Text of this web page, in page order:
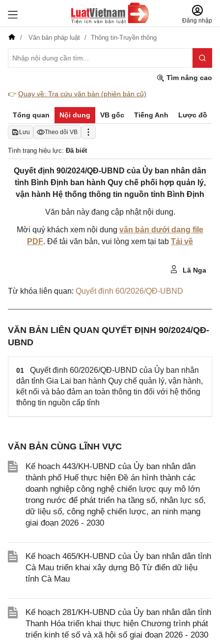
Đăng nhập
Văn bản pháp luật Thông tin-Truyền thông
Tìm nâng cao
👉 Quay về: Tra cứu văn bản (phiên bản cũ)
Tổng quan Nội dung VB gốc Tiếng Anh Lược đồ
Lưu Theo dõi VB
Tình trạng hiệu lực: Đã biết
Quyết định 90/2024/QĐ-UBND của Ủy ban nhân dân
tỉnh Bình Định ban hành Quy chế phối hợp quản lý,
vận hành Hệ thống thông tin nguồn tỉnh Bình Định
Văn bản này đang cập nhật nội dung.
Mời quý khách xem nội dung văn bản dưới dạng file
PDF. Để tải văn bản, vui lòng xem tại tab Tải về
Lã Nga
Từ khóa liên quan: Quyết định 60/2026/QĐ-UBND
VĂN BẢN LIÊN QUAN QUYẾT ĐỊNH 90/2024/QĐ-
UBND
01
Quyết định 60/2026/QĐ-UBND của Ủy ban nhân
dân tỉnh Gia Lai ban hành Quy chế quản lý, vận hành,
kết nối và bảo đảm an toàn thông tin đối với hệ thống
thông tin nguồn cấp tỉnh
VĂN BẢN CÙNG LĨNH VỰC
Kế hoạch 443/KH-UBND của Ủy ban nhân dân
thành phố Huế thực hiện Đề án hình thành các
doanh nghiệp công nghệ chiến lược quy mô lớn
trong nước để phát triển hạ tầng số, nhân lực số,
dữ liệu số, công nghệ chiến lược, an ninh mạng
giai đoạn 2026 - 2030
Kế hoạch 465/KH-UBND của Ủy ban nhân dân tỉnh
Cà Mau triển khai xây dựng Bộ Từ điển dữ liệu
tỉnh Cà Mau
Kế hoạch 281/KH-UBND của Ủy ban nhân dân tỉnh
Thanh Hóa triển khai thực hiện Chương trình phát
triển kinh tế số và xã hội số giai đoạn 2026 - 2030